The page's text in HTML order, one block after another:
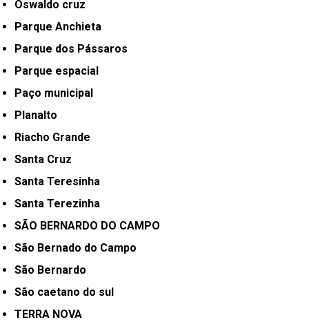
Oswaldo cruz
Parque Anchieta
Parque dos Pássaros
Parque espacial
Paço municipal
Planalto
Riacho Grande
Santa Cruz
Santa Teresinha
Santa Terezinha
SÃO BERNARDO DO CAMPO
São Bernado do Campo
São Bernardo
São caetano do sul
TERRA NOVA